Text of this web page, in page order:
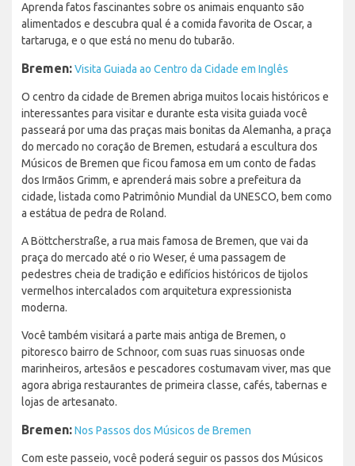
Aprenda fatos fascinantes sobre os animais enquanto são
alimentados e descubra qual é a comida favorita de Oscar, a
tartaruga, e o que está no menu do tubarão.
Bremen:Visita Guiada ao Centro da Cidade em Inglês
O centro da cidade de Bremen abriga muitos locais históricos e
interessantes para visitar e durante esta visita guiada você
passeará por uma das praças mais bonitas da Alemanha, a praça
do mercado no coração de Bremen, estudará a escultura dos
Músicos de Bremen que ficou famosa em um conto de fadas
dos Irmãos Grimm, e aprenderá mais sobre a prefeitura da
cidade, listada como Patrimônio Mundial da UNESCO, bem como
a estátua de pedra de Roland.
A Böttcherstraße, a rua mais famosa de Bremen, que vai da
praça do mercado até o rio Weser, é uma passagem de
pedestres cheia de tradição e edifícios históricos de tijolos
vermelhos intercalados com arquitetura expressionista
moderna.
Você também visitará a parte mais antiga de Bremen, o
pitoresco bairro de Schnoor, com suas ruas sinuosas onde
marinheiros, artesãos e pescadores costumavam viver, mas que
agora abriga restaurantes de primeira classe, cafés, tabernas e
lojas de artesanato.
Bremen:Nos Passos dos Músicos de Bremen
Com este passeio, você poderá seguir os passos dos Músicos